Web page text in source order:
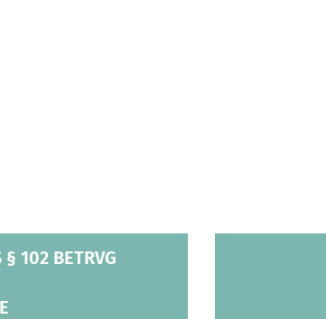
§ 102 BETRVG